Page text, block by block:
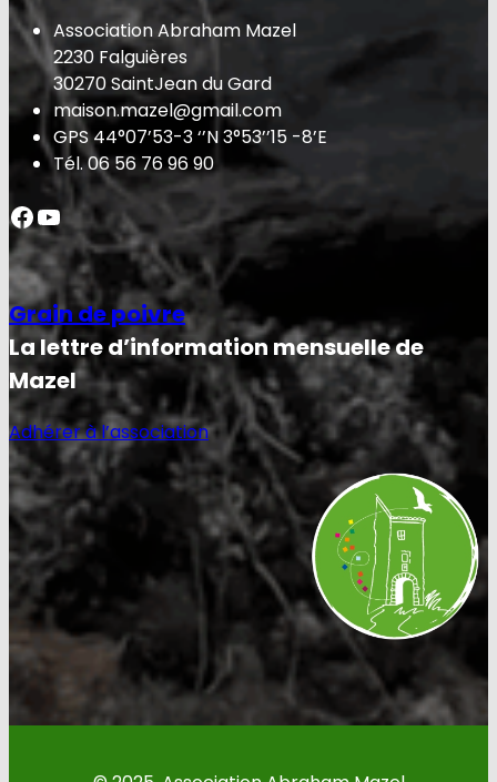
Association Abraham Mazel
2230 Falguières
30270 SaintJean du Gard
maison.mazel@gmail.com
GPS 44°07’53-3 ‘’N 3°53’’15 -8’E
Tél. 06 56 76 96 90
Facebook YouTube
Grain de poivre
La lettre d’information mensuelle de
Mazel
Adhérer à l’association